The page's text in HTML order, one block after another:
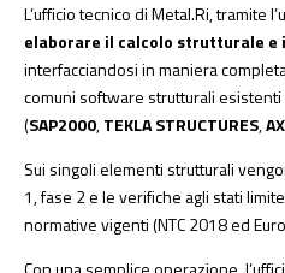
L’ufficio tecnico di Metal.Ri, tramite
elaborare il calcolo strutturale e
interfacciandosi in maniera
comuni software strutturali
(SAP2000,TEKLA STRUCTURES,
Sui singoli elementi strutturali
1, fase 2 e le verifiche agli stati
normative vigenti (NTC 2018 ed